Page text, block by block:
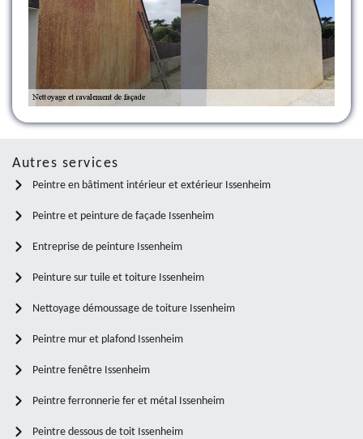
Autres services
Peintre en bâtiment intérieur et extérieur Issenheim
Peintre et peinture de façade Issenheim
Entreprise de peinture Issenheim
Peinture sur tuile et toiture Issenheim
Nettoyage démoussage de toiture Issenheim
Peintre mur et plafond Issenheim
Peintre fenêtre Issenheim
Peintre ferronnerie fer et métal Issenheim
Peintre dessous de toit Issenheim